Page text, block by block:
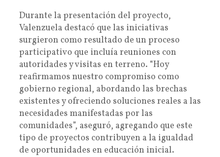
Durante la presentación del proyecto,
Valenzuela destacó que las iniciativas
surgieron como resultado de un proceso
participativo que incluía reuniones con
autoridades y visitas en terreno. “Hoy
reafirmamos nuestro compromiso como
gobierno regional, abordando las brechas
existentes y ofreciendo soluciones reales a las
necesidades manifestadas por las
comunidades”, aseguró, agregando que este
tipo de proyectos contribuyen a la igualdad
de oportunidades en educación inicial.